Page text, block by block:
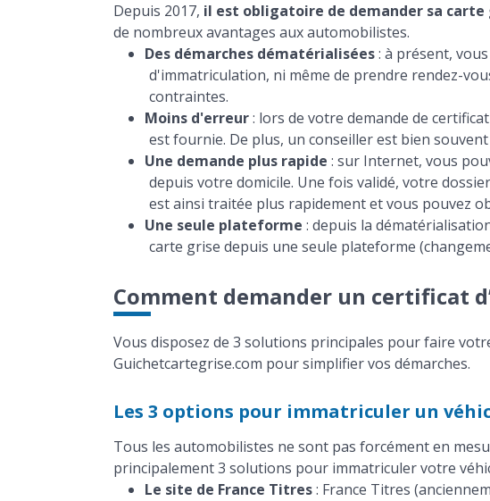
Depuis 2017, il est obligatoire de demander sa carte
de nombreux avantages aux automobilistes.
Des démarches dématérialisées: à présent,
d'immatriculation, ni même de prendre rendez-
contraintes.
Moins d'erreur: lors de votre demande de
est fournie. De plus, un conseiller est bien
Une demande plus rapide : sur Internet, vous
depuis votre domicile. Une fois validé, votre
est ainsi traitée plus rapidement et vous pouvez
Une seule plateforme : depuis la
carte grise depuis une seule plateforme
Comment demander un certificat
Vous disposez de 3 solutions principales pour faire
Guichetcartegrise.com pour simplifier vos démarches.
Les 3 options pour immatriculer un
Tous les automobilistes ne sont pas forcément en
principalement 3 solutions pour immatriculer votre
Le site de France Titres: France Titres